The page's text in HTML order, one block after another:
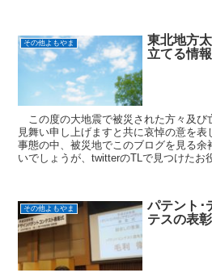
その他よもやま
東北地方
立てる情
この度の大地震で被災された方々及び
見舞い申し上げますと共に哀悼の意を
事態の中、被災地でこのブログを見る余
いでしょうが、twitterのTLで見つけたお
その他よもやま
パテント･
テスの表